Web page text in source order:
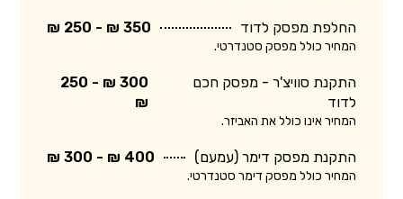
החלפת מפסק לדוד 350 ₪ - 250 ₪
המחיר כולל מפסק סטנדרטי.
התקנת סוויצ'ר - מפסק חכם
לדוד
300 ₪ - 250
₪
המחיר אינו כולל את האביזר.
התקנת מפסק דימר (עמעם) 400 ₪ - 300 ₪
המחיר כולל מפסק דימר סטנדרטי.